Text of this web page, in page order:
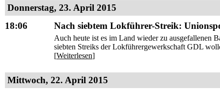
Donnerstag, 23. April 2015
18:06
Nach siebtem Lokführer-Streik:
Auch heute ist es im Land wieder zu ausgefallenen
siebten Streiks der Lokführergewerkschaft GDL
[Weiterlesen]
Mittwoch, 22. April 2015